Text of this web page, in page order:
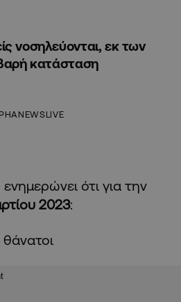
νοσηλεύονται, εκ των
κατάσταση
ότι για την
2023:
θάνατοι